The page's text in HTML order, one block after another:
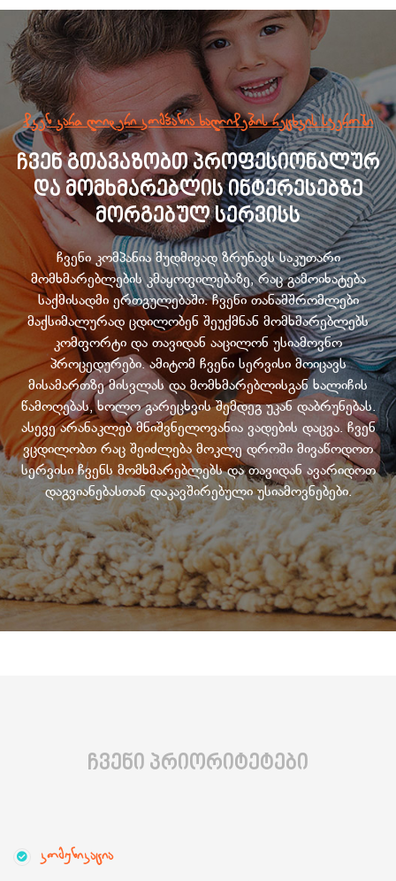
ჩვენ ვართ ლიდერი კომპანია ხალიჩების რეცხვის სფეროში
ჩვენ გთავაზობთ პროფესიონალურ
და მომხმარებლის ინტერესებზე
მორგებულ სერვისს
ჩვენი კომპანია მუდმივად ზრუნავს საკუთარი
მომხმარებლების კმაყოფილებაზე, რაც გამოიხატება
საქმისადმი ერთგულებაში. ჩვენი თანამშრომლები
მაქსიმალურად ცდილობენ შეუქმნან მომხმარებლებს
კომფორტი და თავიდან ააცილონ უსიამოვნო
პროცედურები. ამიტომ ჩვენი სერვისი მოიცავს
მისამართზე მისვლას და მომხმარებლისგან ხალიჩის
წამოღებას, ხოლო გარეცხვის შემდეგ უკან დაბრუნებას.
ასევე არანაკლებ მნიშვნელოვანია ვადების დაცვა. ჩვენ
ვცდილობთ რაც შეიძლება მოკლე დროში მივაწოდოთ
სერვისი ჩვენს მომხმარებლებს და თავიდან ავარიდოთ
დაგვიანებასთან დაკავშირებული უსიამოვნებები.
ჩვენი პრიორიტეტები
კომუნიკაცია